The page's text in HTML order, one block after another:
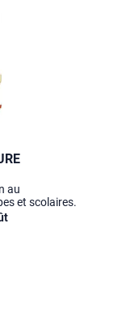
au
et scolaires.